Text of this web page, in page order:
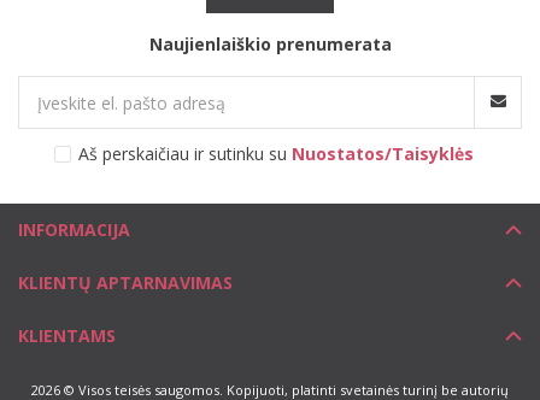
Naujienlaiškio prenumerata
Aš perskaičiau ir sutinku su Nuostatos/Taisyklės
INFORMACIJA
KLIENTŲ APTARNAVIMAS
KLIENTAMS
2026 © Visos teisės saugomos. Kopijuoti, platinti svetainės turinį be autorių